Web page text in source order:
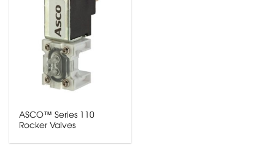
ASCO™ Series 110
Rocker Valves